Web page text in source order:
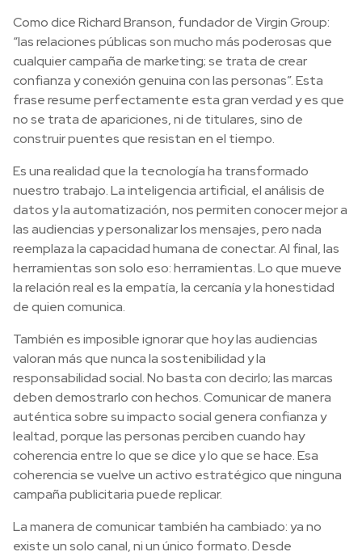
Como dice Richard Branson, fundador de Virgin Group:
“las relaciones públicas son mucho más poderosas que
cualquier campaña de marketing; se trata de crear
confianza y conexión genuina con las personas”. Esta
frase resume perfectamente esta gran verdad y es que
no se trata de apariciones, ni de titulares, sino de
construir puentes que resistan en el tiempo.
Es una realidad que la tecnología ha transformado
nuestro trabajo. La inteligencia artificial, el análisis de
datos y la automatización, nos permiten conocer mejor a
las audiencias y personalizar los mensajes, pero nada
reemplaza la capacidad humana de conectar. Al final, las
herramientas son solo eso: herramientas. Lo que mueve
la relación real es la empatía, la cercanía y la honestidad
de quien comunica.
También es imposible ignorar que hoy las audiencias
valoran más que nunca la sostenibilidad y la
responsabilidad social. No basta con decirlo; las marcas
deben demostrarlo con hechos. Comunicar de manera
auténtica sobre su impacto social genera confianza y
lealtad, porque las personas perciben cuando hay
coherencia entre lo que se dice y lo que se hace. Esa
coherencia se vuelve un activo estratégico que ninguna
campaña publicitaria puede replicar.
La manera de comunicar también ha cambiado: ya no
existe un solo canal, ni un único formato. Desde